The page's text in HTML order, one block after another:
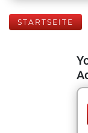
STARTSEITE